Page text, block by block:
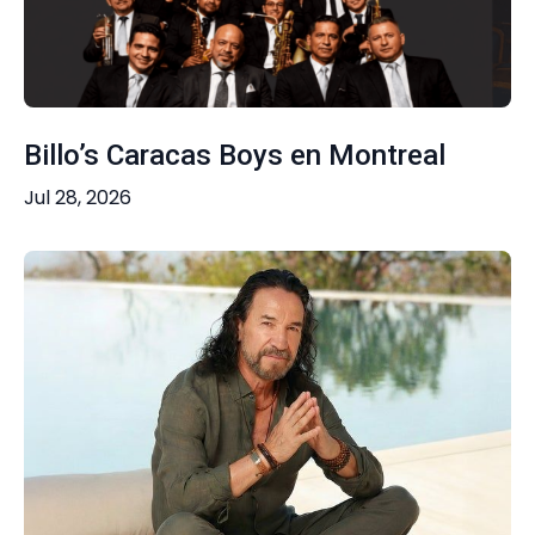
Billo’s Caracas Boys en Montreal
Jul 28, 2026